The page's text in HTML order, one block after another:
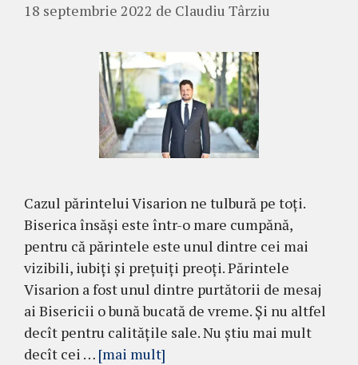
18 septembrie 2022 de Claudiu Târziu
Cazul părintelui Visarion ne tulbură pe toți.
Biserica însăși este într-o mare cumpănă,
pentru că părintele este unul dintre cei mai
vizibili, iubiți și prețuiți preoți. Părintele
Visarion a fost unul dintre purtătorii de mesaj
ai Bisericii o bună bucată de vreme. Și nu altfel
decît pentru calitățile sale. Nu știu mai mult
decît cei … [mai mult]